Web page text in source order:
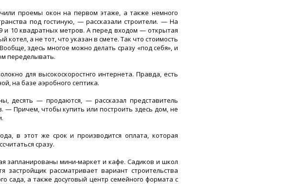
проемы окон на первом этаже, а также немного
под гостиную, — рассказали строители. — На
и 10 квадратных метров. А перед входом — открытая
котел, а не тот, что указан в смете. Так что стоимость
здесь многое можно делать сразу «под себя», и
переделывать.
для высокоскоростнго интернета. Правда, есть
на базе аэробного септика.
десять — продаются, — рассказал представитель
— Причем, чтобы купить или построить здесь дом, не
в этот же срок и производится оплата, которая
сразу.
запланированы мини-маркет и кафе. Садиков и школ
рассматривает вариант строительства
сада, а также досуговый центр семейного формата с